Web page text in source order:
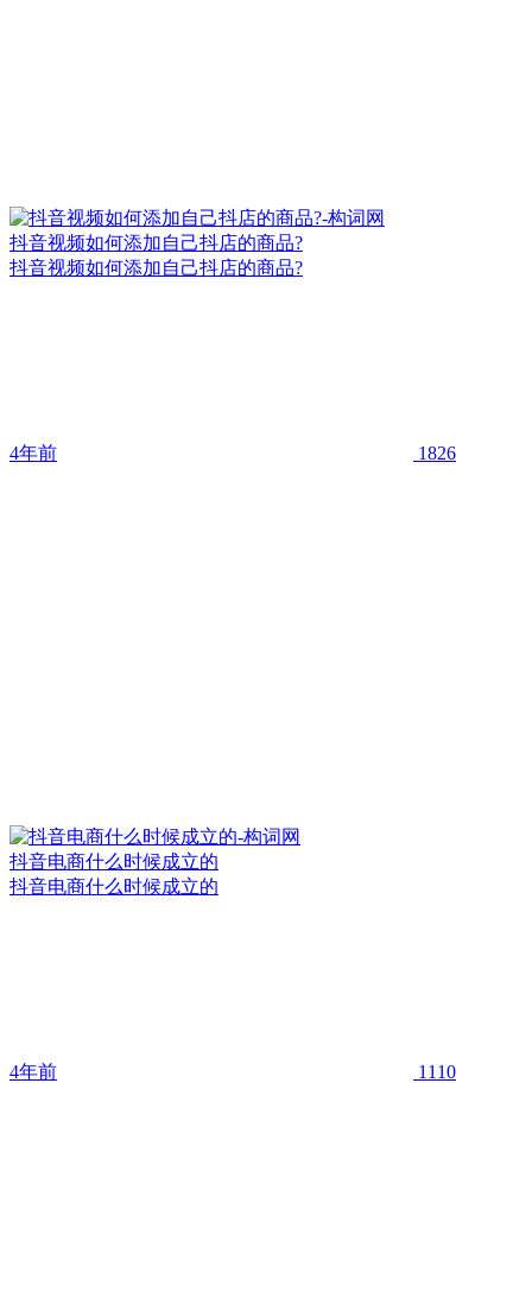
抖音视频如何添加自己抖店的商品?
抖音视频如何添加自己抖店的商品?
4年前 1826
抖音电商什么时候成立的
抖音电商什么时候成立的
4年前 1110